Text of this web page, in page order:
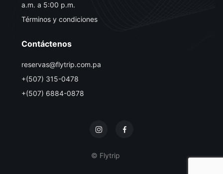
a.m. a 5:00 p.m.
Términos y condiciones
Contáctenos
reservas@flytrip.com.pa
+(507) 315-0478
+(507) 6884-0878
© Flytrip